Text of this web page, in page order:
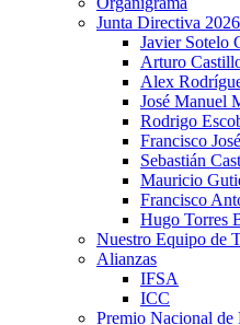
Junta Directiva
Javier Sotelo
Arturo
Alex
José Manuel
Rodrigo
Francisco
Sebastián
Mauricio
Francisco
Hugo Torres
Nuestro Equipo de
Alianzas
IFSA
ICC
Premio Nacional de